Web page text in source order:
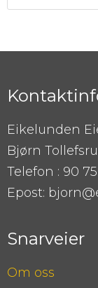
Eikelunden
Bjørn
Telefon : 90 75
Epost:
Snarveier
Om oss